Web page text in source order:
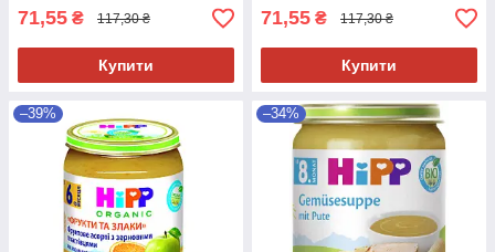
71,55 ₴ 117,30 ₴
Купити
71,55 ₴ 117,30 ₴
Купити
–39% –34%